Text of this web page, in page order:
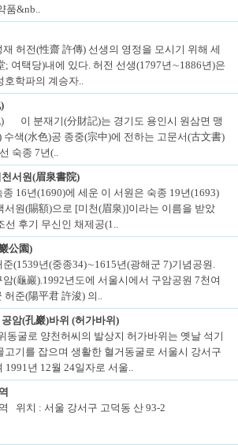
품&nb..
허전(性齋 許傳) 선생의 영정을 모시기 위해 세
; 여택당)내에 있다. 허전 선생(1797년∼1886년)은
호학파의 계승자..
) 이 분재기(分財記)는 경기도 용인시 원삼면 맹
색(水色)공 종중(宗中)에 전하는 고문서(古文書)
숙종 7년(..
서원(眉泉書院)
16년(1690)에 세운 이 서원은 숙종 19년(1693)
서원(賜額)으로 [미천(眉泉)]이라는 이름을 받았
선 후기 무신인 채제공(1..
公園)
(1539년(중종34)∼1615년(광해군 7)기념공원.
(龜巖).1992년도에 서울시에서 구암공원 7천여
허준(陽平君 許浚) 의..
암(孔巖)바위 (허가바위)
굴로 양천허씨의 발상지 허가바위는 옛날 석기
고기를 잡으며 생활한 혈거동굴로 서울시 강서구
1991년 12월 24일자로 서울..
위치 : 서울 강서구 고덕동 산 93-2